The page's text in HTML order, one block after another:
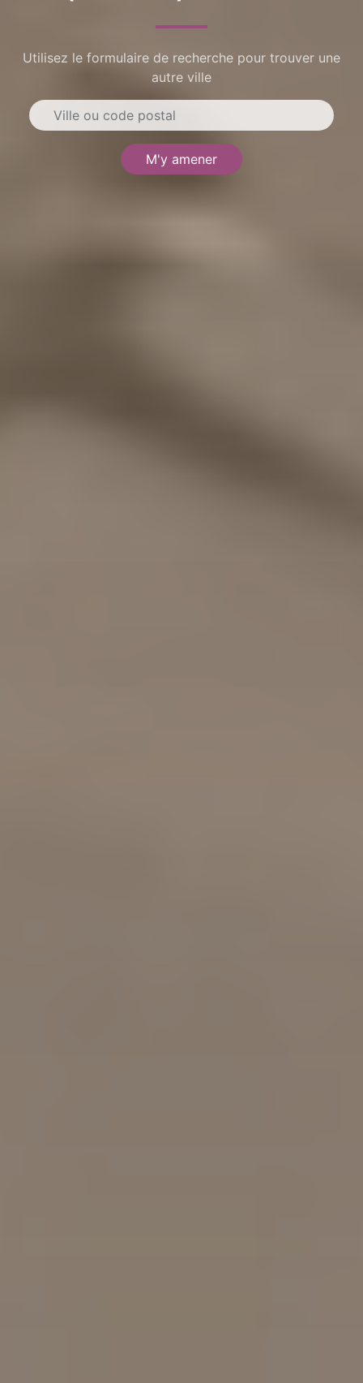
Utilisez le formulaire de recherche pour trouver une
autre ville
M'y amener